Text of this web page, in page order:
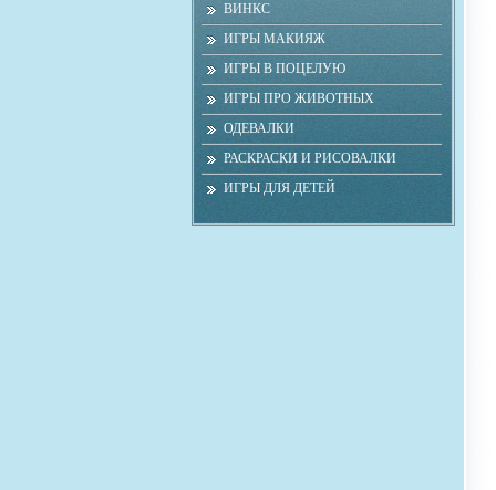
ВИНКС
ИГРЫ МАКИЯЖ
ИГРЫ В ПОЦЕЛУЮ
ИГРЫ ПРО ЖИВОТНЫХ
ОДЕВАЛКИ
РАСКРАСКИ И РИСОВАЛКИ
ИГРЫ ДЛЯ ДЕТЕЙ